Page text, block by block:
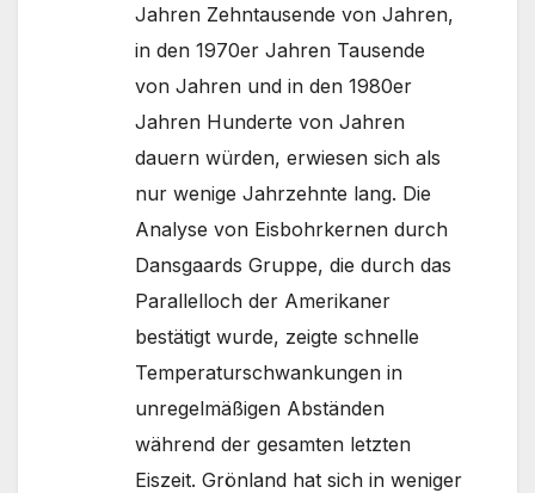
Jahren Zehntausende von Jahren,
in den 1970er Jahren Tausende
von Jahren und in den 1980er
Jahren Hunderte von Jahren
dauern würden, erwiesen sich als
nur wenige Jahrzehnte lang. Die
Analyse von Eisbohrkernen durch
Dansgaards Gruppe, die durch das
Parallelloch der Amerikaner
bestätigt wurde, zeigte schnelle
Temperaturschwankungen in
unregelmäßigen Abständen
während der gesamten letzten
Eiszeit. Grönland hat sich in weniger